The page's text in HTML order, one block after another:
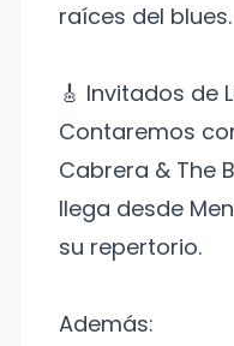
raíces del blues.
🎸 Invitados de
Contaremos
Cabrera & The
llega desde
su repertorio.
Además: